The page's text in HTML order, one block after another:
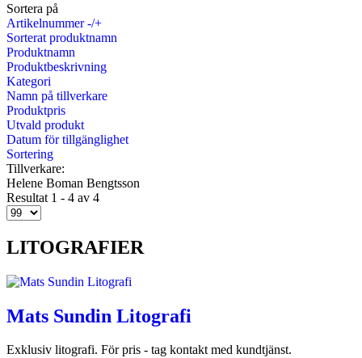
Sortera på
Artikelnummer -/+
Sorterat produktnamn
Produktnamn
Produktbeskrivning
Kategori
Namn på tillverkare
Produktpris
Utvald produkt
Datum för tillgänglighet
Sortering
Tillverkare:
Helene Boman Bengtsson
Resultat 1 - 4 av 4
LITOGRAFIER
Mats Sundin Litografi
Exklusiv litografi. För pris - tag kontakt med kundtjänst.